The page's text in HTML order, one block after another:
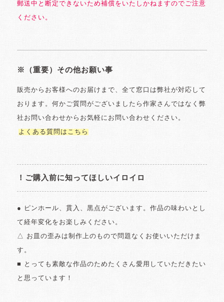
郵送中と断定できないため補償をいたしかねますのでご注意
ください。
※（重要）その他お願い事
販売からお客様へのお届けまで、全て窓口は弊社が対応して
おります。何かご質問がございましたら作家さんではなく弊
社お問い合わせからお気軽にお問い合わせください。
よくある質問はこちら
！ご購入前に知ってほしいイロイロ
● ピンホール、貫入、黒点がございます。作品の味わいとし
て経年変化をお楽しみください。
△ お皿の歪みは制作上のもので問題なくお使いいただけま
す。
■ とっても素敵な作品のためたくさん愛用していただきたい
と思っています！